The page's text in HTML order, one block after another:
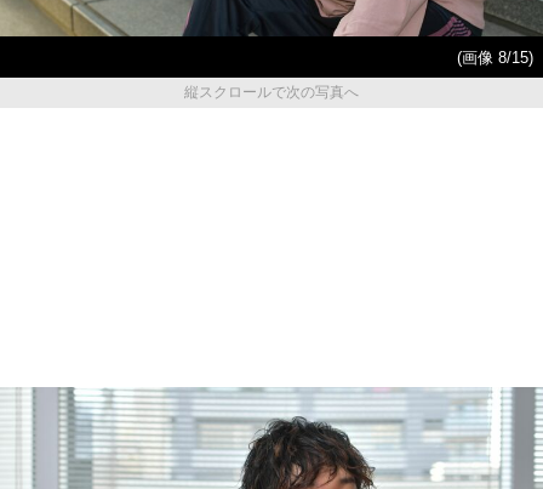
(画像 8/15)
縦スクロールで次の写真へ